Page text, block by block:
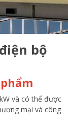
bộ
và có thể được
mại và công